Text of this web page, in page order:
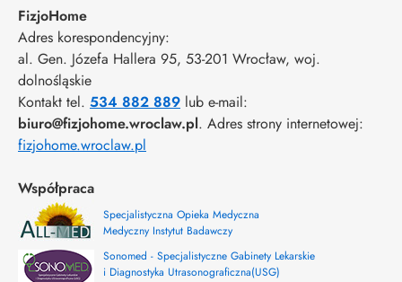
FizjoHome
Adres korespondencyjny:
al. Gen. Józefa Hallera 95, 53-201 Wrocław, woj.
dolnośląskie
Kontakt tel. 534 882 889 lub e-mail:
biuro@fizjohome.wroclaw.pl. Adres strony internetowej:
fizjohome.wroclaw.pl
Współpraca
Specjalistyczna Opieka Medyczna
Medyczny Instytut Badawczy
Sonomed - Specjalistyczne Gabinety Lekarskie
i Diagnostyka Utrasonograficzna(USG)